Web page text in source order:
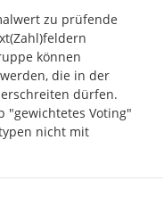
zu prüfende
können
die in der
dürfen.
"gewichtetes Voting"
nicht mit